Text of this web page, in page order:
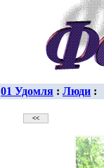
01 Удомля : Люди :